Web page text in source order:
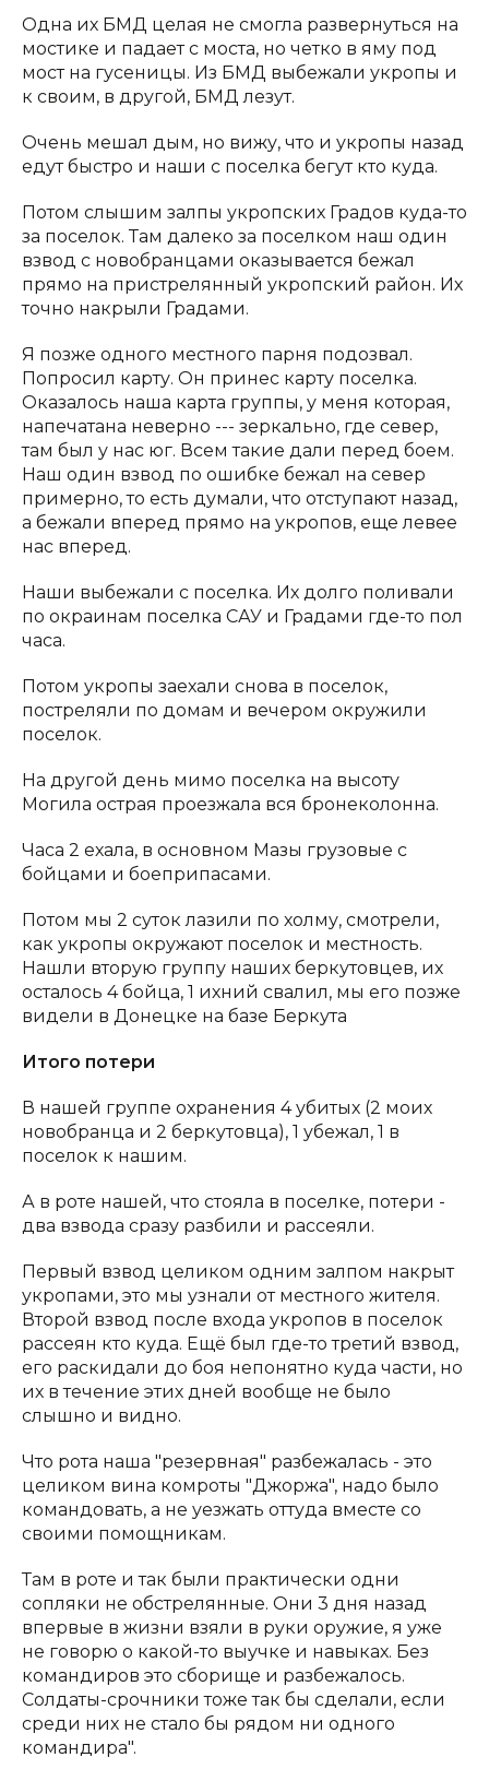
Одна их БМД целая не смогла развернуться на
мостике и падает с моста, но четко в яму под
мост на гусеницы. Из БМД выбежали укропы и
к своим, в другой, БМД лезут.
Очень мешал дым, но вижу, что и укропы назад
едут быстро и наши с поселка бегут кто куда.
Потом слышим залпы укропских Градов куда-то
за поселок. Там далеко за поселком наш один
взвод с новобранцами оказывается бежал
прямо на пристрелянный укропский район. Их
точно накрыли Градами.
Я позже одного местного парня подозвал.
Попросил карту. Он принес карту поселка.
Оказалось наша карта группы, у меня которая,
напечатана неверно --- зеркально, где север,
там был у нас юг. Всем такие дали перед боем.
Наш один взвод по ошибке бежал на север
примерно, то есть думали, что отступают назад,
а бежали вперед прямо на укропов, еще левее
нас вперед.
Наши выбежали с поселка. Их долго поливали
по окраинам поселка САУ и Градами где-то пол
часа.
Потом укропы заехали снова в поселок,
постреляли по домам и вечером окружили
поселок.
На другой день мимо поселка на высоту
Могила острая проезжала вся бронеколонна.
Часа 2 ехала, в основном Мазы грузовые с
бойцами и боеприпасами.
Потом мы 2 суток лазили по холму, смотрели,
как укропы окружают поселок и местность.
Нашли вторую группу наших беркутовцев, их
осталось 4 бойца, 1 ихний свалил, мы его позже
видели в Донецке на базе Беркута
Итого потери
В нашей группе охранения 4 убитых (2 моих
новобранца и 2 беркутовца), 1 убежал, 1 в
поселок к нашим.
А в роте нашей, что стояла в поселке, потери -
два взвода сразу разбили и рассеяли.
Первый взвод целиком одним залпом накрыт
укропами, это мы узнали от местного жителя.
Второй взвод после входа укропов в поселок
рассеян кто куда. Ещё был где-то третий взвод,
его раскидали до боя непонятно куда части, но
их в течение этих дней вообще не было
слышно и видно.
Что рота наша "резервная" разбежалась - это
целиком вина комроты "Джоржа", надо было
командовать, а не уезжать оттуда вместе со
своими помощникам.
Там в роте и так были практически одни
сопляки не обстрелянные. Они 3 дня назад
впервые в жизни взяли в руки оружие, я уже
не говорю о какой-то выучке и навыках. Без
командиров это сборище и разбежалось.
Солдаты-срочники тоже так бы сделали, если
среди них не стало бы рядом ни одного
командира".